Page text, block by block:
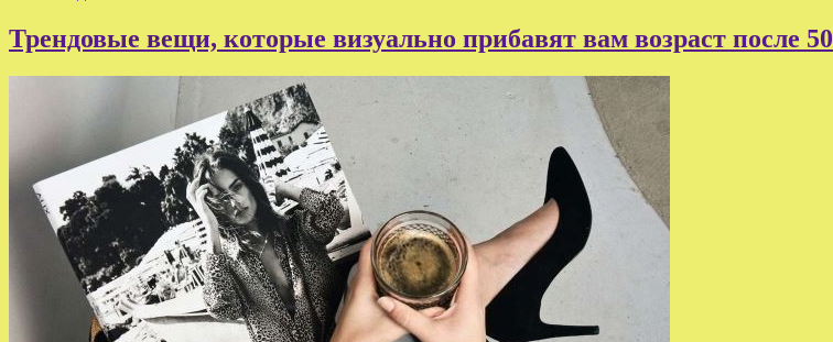
Трендовые вещи, которые визуально прибавят вам возраст после 50